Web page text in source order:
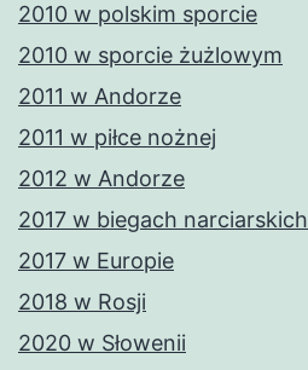
2010 w polskim sporcie
2010 w sporcie żużlowym
2011 w Andorze
2011 w piłce nożnej
2012 w Andorze
2017 w biegach narciarskich
2017 w Europie
2018 w Rosji
2020 w Słowenii